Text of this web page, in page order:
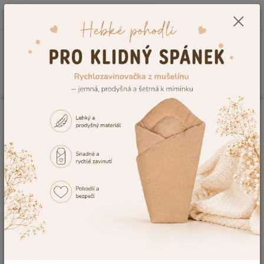
0,00 Kč
Vzorník výšivek
Výšivka č.40